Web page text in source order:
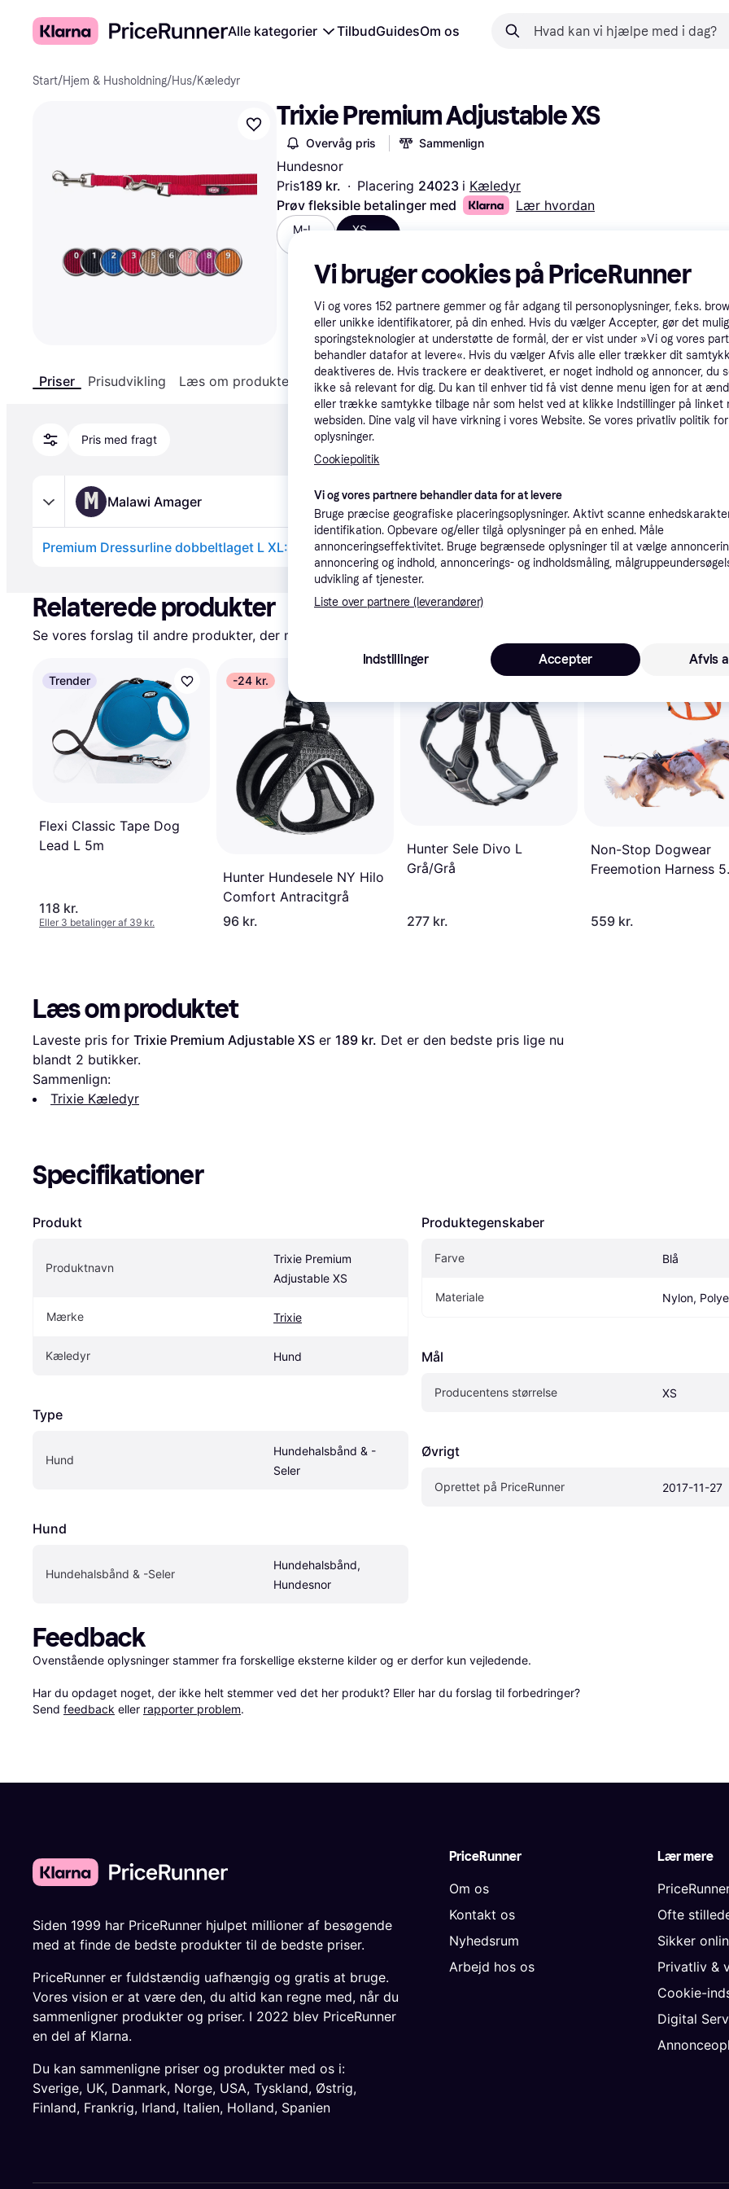
Alle kategorier TilbudGuidesOm os
Start/Hjem & Husholdning/Hus/Kæledyr
Trixie Premium Adjustable XS
Overvåg pris Sammenlign
Hundesnor
Pris189 kr. · Placering 24023 i Kæledyr
Prøv fleksible betalinger med
Lær hvordan
M-L XS
Priser Prisudvikling Læs om produktet Specifikationer
Pris med fragt
M Malawi Amager
Premium Dressurline dobbeltlaget L XL: 2,00 m/25 mm Blå
Relaterede produkter
Se vores forslag til andre produkter, der matcher dine interesser.
Trender
Flexi Classic Tape Dog
Lead L 5m
118 kr.
Eller 3 betalinger af 39 kr.
-24 kr.
Hunter Hundesele NY Hilo
Comfort Antracitgrå
96 kr.
Hunter Sele Divo L
Grå/Grå
277 kr.
Non-Stop Dogwear
Freemotion Harness
559 kr.
Læs om produktet
Laveste pris for Trixie Premium Adjustable XS er 189 kr. Det er den bedste pris lige nu
blandt 2 butikker.
Sammenlign:
Trixie Kæledyr
Specifikationer
Produkt
Produktnavn
Trixie Premium
Adjustable XS
Mærke Trixie
Kæledyr Hund
Type
Hund
Hundehalsbånd & -
Seler
Hund
Hundehalsbånd & -Seler
Hundehalsbånd,
Hundesnor
Produktegenskaber
Farve Blå
Materiale Nylon,
Mål
Producentens størrelse XS
Øvrigt
Oprettet på PriceRunner 2017-11-27
Feedback
Ovenstående oplysninger stammer fra forskellige eksterne kilder og er derfor kun vejledende.
Har du opdaget noget, der ikke helt stemmer ved det her produkt? Eller har du forslag til forbedringer?
Send feedback eller rapporter problem.
PriceRunner
Om os
Kontakt os
Nyhedsrum
Arbejd hos os
Lær mere
Ofte
Sikker
Privatliv &
Cookie-
Digital
Siden 1999 har PriceRunner hjulpet millioner af besøgende
med at finde de bedste produkter til de bedste priser.
PriceRunner er fuldstændig uafhængig og gratis at bruge.
Vores vision er at være den, du altid kan regne med, når du
sammenligner produkter og priser. I 2022 blev PriceRunner
en del af Klarna.
Du kan sammenligne priser og produkter med os i:
Sverige, UK, Danmark, Norge, USA, Tyskland, Østrig,
Finland, Frankrig, Irland, Italien, Holland, Spanien
Vi bruger cookies på PriceRunner
Vi og vores 152 partnere gemmer og får adgang til personoplysninger, f.eks.
eller unikke identifikatorer, på din enhed. Hvis du vælger Accepter, gør det
sporingsteknologier at understøtte de formål, der er vist under »Vi og vores
behandler datafor at levere«. Hvis du vælger Afvis alle eller trækker dit
deaktiveres de. Hvis trackere er deaktiveret, er noget indhold og annoncer, du
ikke så relevant for dig. Du kan til enhver tid få vist denne menu igen for at
eller trække samtykke tilbage når som helst ved at klikke Indstillinger på linket
websiden. Dine valg vil have virkning i vores Website. Se vores privatliv politik
oplysninger.
Cookiepolitik
Vi og vores partnere behandler data for at levere
Bruge præcise geografiske placeringsoplysninger. Aktivt scanne
identifikation. Opbevare og/eller tilgå oplysninger på en enhed. Måle
annonceringseffektivitet. Bruge begrænsede oplysninger til at vælge
annoncering og indhold, annoncerings- og indholdsmåling,
udvikling af tjenester.
Liste over partnere (leverandører)
Indstillinger Afvis
Accepter